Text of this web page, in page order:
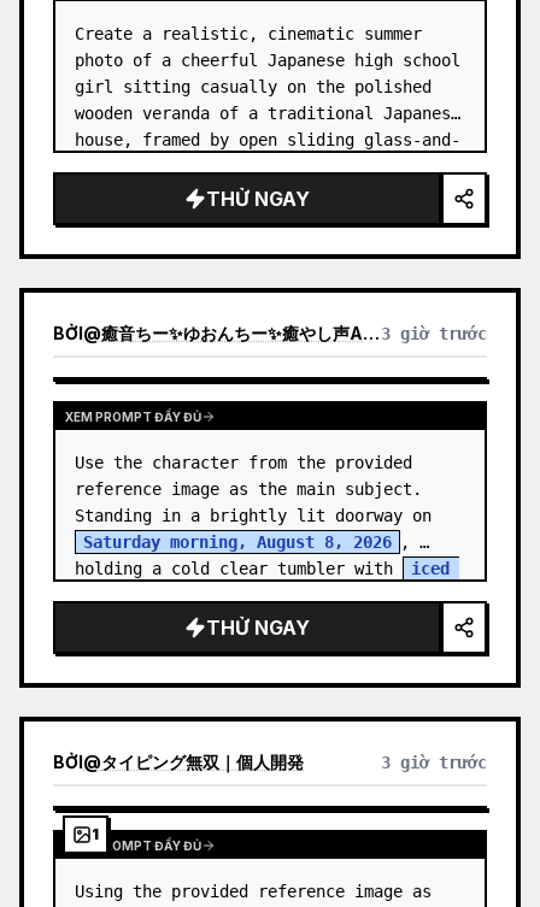
Create a realistic, cinematic summer
photo of a cheerful Japanese high school
girl sitting casually on the polished
wooden veranda of a traditional Japanese
house, framed by open sliding glass-and-
style school uniform top w…
THỬ NGAY
BỞI@癒音ちー✨ゆおんちー✨癒やし声ASMRとAI 3 giờ trước
XEM PROMPT ĐẦY ĐỦ
Use the character from the provided
reference image as the main subject.
Saturday morning, August 8, 2026
,
holding a cold clear tumbler with
iced
THỬ NGAY
BỞI@タイピング無双｜個人開発 3 giờ trước
1
XEM PROMPT ĐẦY ĐỦ
Using the provided reference image as